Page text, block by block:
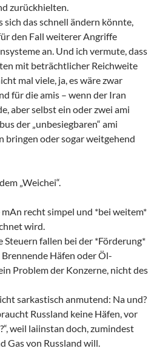
zurückhielten.
sich das schnell ändern könnte,
den Fall weiterer Angriffe
an. Und ich vermute, dass
mit beträchtlicher Reichweite
mal viele, ja, es wäre zwar
für die amis – wenn der Iran
aber selbst ein oder zwei ami
der „unbesiegbaren“ ami
bringen oder sogar weitgehend
„Weichei“.
recht simpel und *bei weitem*
wird.
Steuern fallen bei der *Förderung*
Häfen oder Öl-
Problem der Konzerne, nicht des
sarkastisch anmutend: Na und?
Russland keine Häfen, vor
weil laiinstan doch, zumindest
Gas von Russland will.